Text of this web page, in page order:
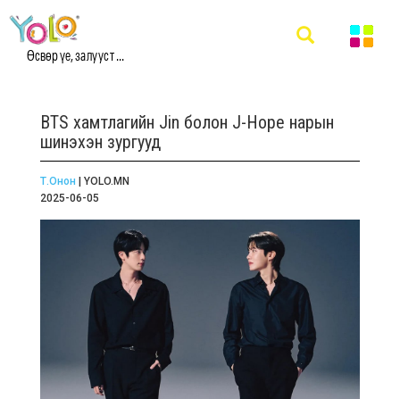
Өсвөр үе, залууст ...
BTS хамтлагийн Jin болон J-Hope нарын
шинэхэн зургууд
Т.Онон | YOLO.MN
2025-06-05